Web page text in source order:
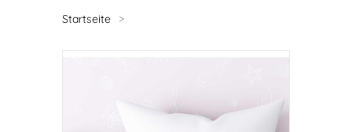
Startseite >